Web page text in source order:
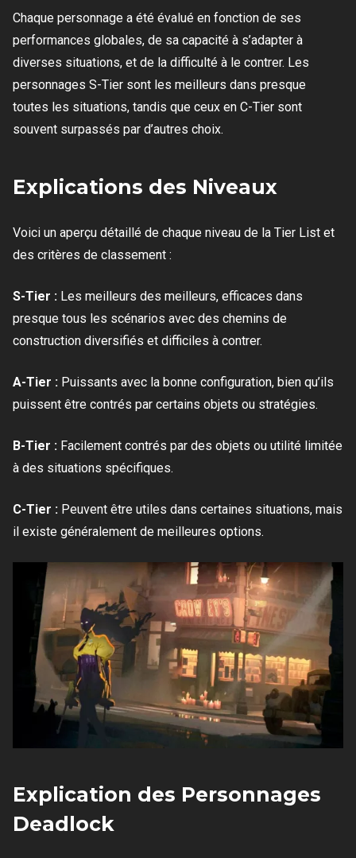
Chaque personnage a été évalué en fonction de ses
performances globales, de sa capacité à s’adapter à
diverses situations, et de la difficulté à le contrer. Les
personnages S-Tier sont les meilleurs dans presque
toutes les situations, tandis que ceux en C-Tier sont
souvent surpassés par d’autres choix.
Explications des Niveaux
Voici un aperçu détaillé de chaque niveau de la Tier List et
des critères de classement :
S-Tier : Les meilleurs des meilleurs, efficaces dans
presque tous les scénarios avec des chemins de
construction diversifiés et difficiles à contrer.
A-Tier : Puissants avec la bonne configuration, bien qu’ils
puissent être contrés par certains objets ou stratégies.
B-Tier : Facilement contrés par des objets ou utilité limitée
à des situations spécifiques.
C-Tier : Peuvent être utiles dans certaines situations, mais
il existe généralement de meilleures options.
Explication des Personnages
Deadlock